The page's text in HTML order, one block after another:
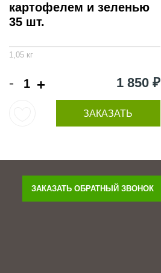
картофелем и зеленью
35 шт.
1,05 кг
- + 1 850 ₽
ЗАКАЗАТЬ
ЗАКАЗАТЬ ОБРАТНЫЙ ЗВОНОК